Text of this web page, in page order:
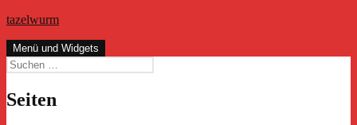
Zum
springen
tazelwurm
Menü und Widgets
Suchen
nach:
Seiten